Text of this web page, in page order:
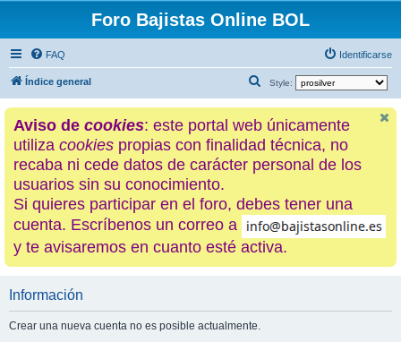
Foro Bajistas Online BOL
FAQ Identificarse
Índice general Style:
u
c
a
Aviso de cookies: este portal web únicamente
utiliza cookies propias con finalidad técnica, no
recaba ni cede datos de carácter personal de los
usuarios sin su conocimiento.
Si quieres participar en el foro, debes tener una
cuenta. Escríbenos un correo a
y te avisaremos en cuanto esté activa.
Información
Crear una nueva cuenta no es posible actualmente.